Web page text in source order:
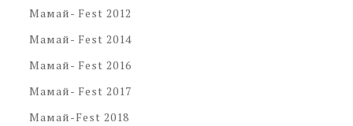
Мамай- Fest 2012
Мамай- Fest 2014
Мамай- Fest 2016
Мамай- Fest 2017
Мамай-Fest 2018